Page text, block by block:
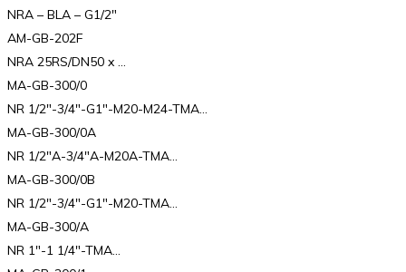
NRA – BLA – G1/2″
AM-GB-202F
NRA 25RS/DN50 x …
MA-GB-300/0
NR 1/2″-3/4″-G1″-M20-M24-TMA…
MA-GB-300/0A
NR 1/2″A-3/4″A-M20A-TMA…
MA-GB-300/0B
NR 1/2″-3/4″-G1″-M20-TMA…
MA-GB-300/A
NR 1″-1 1/4″-TMA…